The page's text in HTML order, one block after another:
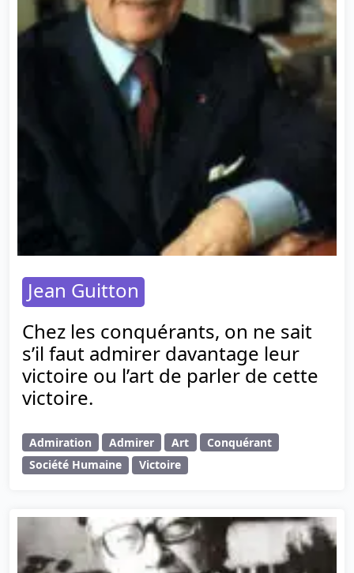
Jean Guitton
Chez les conquérants, on ne sait
s’il faut admirer davantage leur
victoire ou l’art de parler de cette
victoire.
Admiration Admirer Art
Conquérant
Société Humaine
Victoire